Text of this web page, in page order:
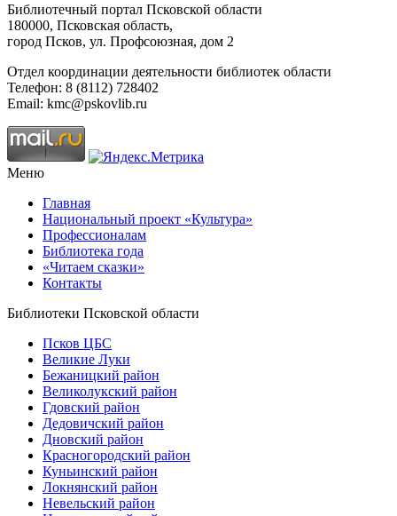
Библиотечный портал Псковской области
180000, Псковская область,
город Псков, ул. Профсоюзная, дом 2
Отдел координации деятельности библиотек области
Телефон: 8 (8112) 728402
Email: kmc@pskovlib.ru
Меню
Главная
Национальный проект «Культура»
Профессионалам
Библиотека года
«Читаем сказки»
Контакты
Библиотеки Псковской области
Псков ЦБС
Великие Луки
Бежаницкий район
Великолукский район
Гдовский район
Дедовичский район
Дновский район
Красногородский район
Куньинский район
Локнянский район
Невельский район